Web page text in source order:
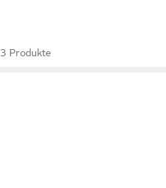
3 Produkte